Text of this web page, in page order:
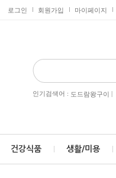
로그인 회원가입 마이페이지
인기검색어 : 도드람왕구이 |
건강식품 생활/미용